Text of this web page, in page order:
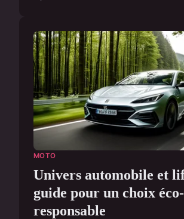
MOTO
Univers automobile et
guide pour un choix éco-
responsable